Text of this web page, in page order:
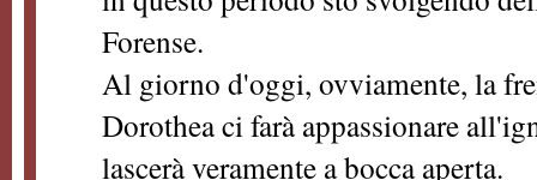
Forense.
Al giorno d'oggi, ovviamente, la
Dorothea ci farà appassionare
lascerà veramente a bocca aperta.